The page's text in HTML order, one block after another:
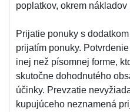
poplatkov, okrem
Prijatie ponuky s
prijatím ponuky.
inej než písomnej forme,
skutočne dohodnutého
účinky. Prevzatie
kupujúceho neznamená